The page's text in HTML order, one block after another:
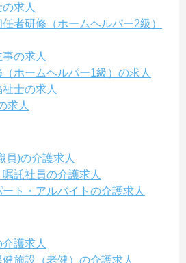
求人
者研修（ホームヘルパー2級）
の求人
ホームヘルパー1級）の求人
士の求人
求人
員)の介護求人
託社員の介護求人
ト・アルバイトの介護求人
護求人
施設（老健）の介護求人